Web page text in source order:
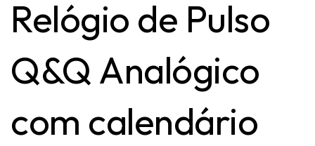
Relógio de Pulso
Q&Q Analógico
com calendário